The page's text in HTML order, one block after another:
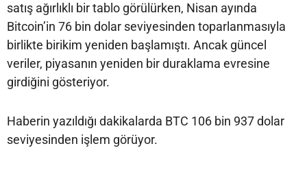
satış ağırlıklı bir tablo görülürken, Nisan ayında
Bitcoin’in 76 bin dolar seviyesinden toparlanmasıyla
birlikte birikim yeniden başlamıştı. Ancak güncel
veriler, piyasanın yeniden bir duraklama evresine
girdiğini gösteriyor.
Haberin yazıldığı dakikalarda BTC 106 bin 937 dolar
seviyesinden işlem görüyor.